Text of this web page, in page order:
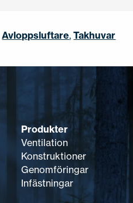
Avloppsluftare,Takhuvar
Produkter
Ventilation
Konstruktioner
Genomföringar
Infästningar